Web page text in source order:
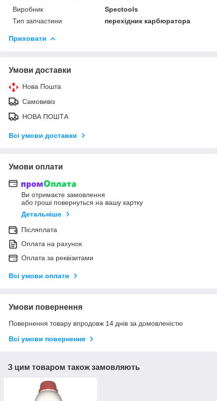
Виробник
Spectools
Тип запчастини
перехідник карбюратора
Приховати
Умови доставки
Нова Пошта
Самовивіз
НОВА ПОШТА
Всі умови доставки
Умови оплати
Ви отримаєте замовлення
або гроші повернуться на вашу картку
Детальніше
Післяплата
Оплата на рахунок
Оплата за реквізитами
Всі умови оплати
Умови повернення
Повернення товару впродовж 14 днів за домовленістю
Всі умови повернення
З цим товаром також замовляють